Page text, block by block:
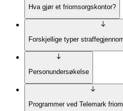
Hva gjør et friomsorgskontor?
Forskjellige typer
Personundersøkelse
Programmer ved Telemark